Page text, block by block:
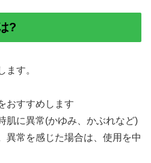
?
ます。
おすすめします
肌に異常(かゆみ、かぶれなど)
異常を感じた場合は、使用を中